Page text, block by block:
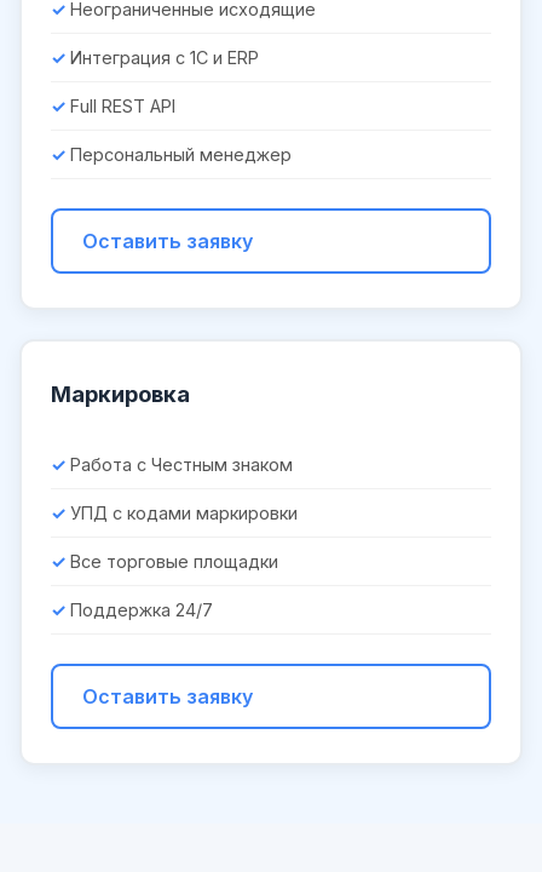
Неограниченные исходящие
Интеграция с 1С и ERP
Full REST API
Персональный менеджер
Оставить заявку
Маркировка
Работа с Честным знаком
УПД с кодами маркировки
Все торговые площадки
Поддержка 24/7
Оставить заявку